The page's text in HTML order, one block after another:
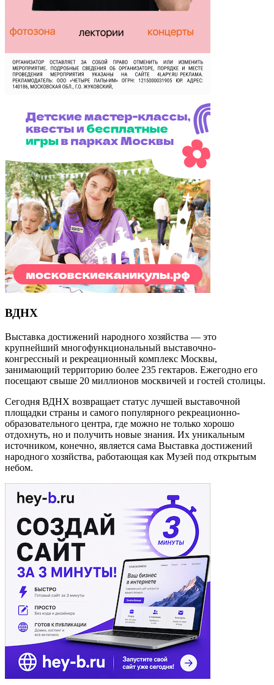
ВДНХ
Выставка достижений народного хозяйства — это
крупнейший многофункциональный выставочно-
конгрессный и рекреационный комплекс Москвы,
занимающий территорию более 235 гектаров. Ежегодно его
посещают свыше 20 миллионов москвичей и гостей столицы.
Сегодня ВДНХ возвращает статус лучшей выставочной
площадки страны и самого популярного рекреационно-
образовательного центра, где можно не только хорошо
отдохнуть, но и получить новые знания. Их уникальным
источником, конечно, является сама Выставка достижений
народного хозяйства, работающая как Музей под открытым
небом.